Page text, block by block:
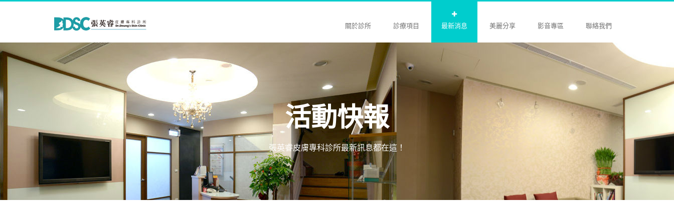
關於診所 診療項目 最新消息 美麗分享 影音專區 聯絡我們
活動快報
張英睿皮膚專科診所最新訊息都在這！